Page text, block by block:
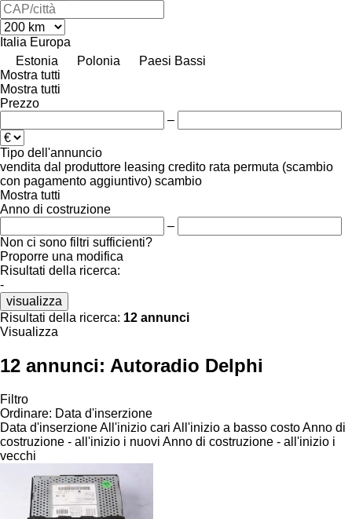
Italia Europa
Estonia
Polonia
Paesi Bassi
Mostra tutti
Mostra tutti
Prezzo
–
Tipo dell'annuncio
vendita dal produttore leasing credito rata permuta (scambio
con pagamento aggiuntivo) scambio
Mostra tutti
Anno di costruzione
–
Non ci sono filtri sufficienti?
Proporre una modifica
Risultati della ricerca:
-
visualizza
Risultati della ricerca: 12 annunci
Visualizza
12 annunci: Autoradio Delphi
Filtro
Ordinare: Data d'inserzione
Data d'inserzioneAll'inizio cari All'inizio a basso costoAnno di
costruzione - all'inizio i nuovi Anno di costruzione - all'inizio i
vecchi